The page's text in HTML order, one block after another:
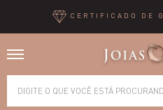
CERTIFICADO DE
Alianças